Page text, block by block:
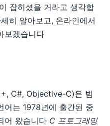
잡히셨을 거라고 생각합
히 알아보고, 온라인에서
보겠습니다
C#, Objective-C)은 범
어는 1978년에 출간된 중
어 왔습니다 C 프로그래밍